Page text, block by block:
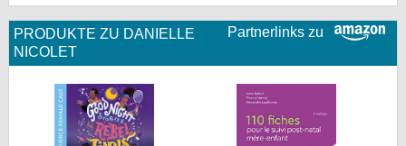
Partnerlinks zu
PRODUKTE ZU DANIELLE
NICOLET